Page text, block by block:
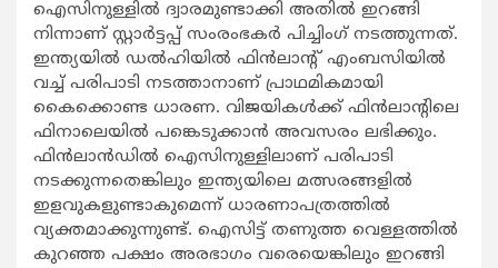
ഐസിനുള്ളില്‍ ദ്വാരമുണ്ടാക്കി അതില്‍ ഇറങ്ങി
നിന്നാണ് സ്റ്റാര്‍ട്ടപ്പ് സംരംഭകര്‍ പിച്ചിംഗ് നടത്തുന്നത്.
ഇന്ത്യയില്‍ ഡല്‍ഹിയില്‍ ഫിന്‍ലാന്‍റ് എംബസിയില്‍
വച്ച് പരിപാടി നടത്താനാണ് പ്രാഥമികമായി
കൈക്കൊണ്ട ധാരണ. വിജയികള്‍ക്ക് ഫിന്‍ലാന്‍റിലെ
ഫിനാലെയില്‍ പങ്കെടുക്കാന്‍ അവസരം ലഭിക്കും.
ഫിന്‍ലാന്‍ഡില്‍ ഐസിനുള്ളിലാണ് പരിപാടി
നടക്കുന്നതെങ്കിലും ഇന്ത്യയിലെ മത്സരങ്ങളില്‍
ഇളവുകളുണ്ടാകുമെന്ന് ധാരണാപത്രത്തില്‍
വ്യക്തമാക്കുന്നുണ്ട്. ഐസിട്ട് തണുത്ത വെള്ളത്തില്‍
കുറഞ്ഞ പക്ഷം അരഭാഗം വരെയെങ്കിലും ഇറങ്ങി